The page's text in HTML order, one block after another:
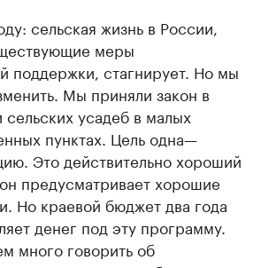
сельская жизнь в России,
меры
поддержки, стагнирует. Но мы
Мы приняли закон в
сельских усадеб в малых
пунктах. Цель одна—
Это действительно хороший
предусматривает хорошие
Но краевой бюджет два года
денег под эту программу.
много говорить об